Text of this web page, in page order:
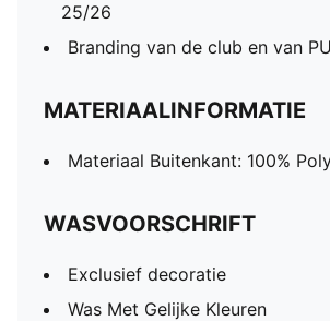
25/26
Branding van de club en van
MATERIAALINFORMATIE
Materiaal Buitenkant: 100%
WASVOORSCHRIFT
Exclusief decoratie
Was Met Gelijke Kleuren